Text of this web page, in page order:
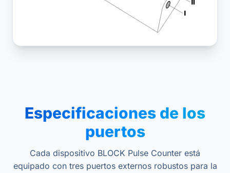
Especificaciones de los
puertos
Cada dispositivo BLOCK Pulse Counter está
equipado con tres puertos externos robustos para la